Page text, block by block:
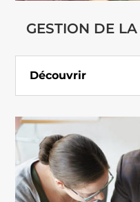
GESTION DE
Découvrir